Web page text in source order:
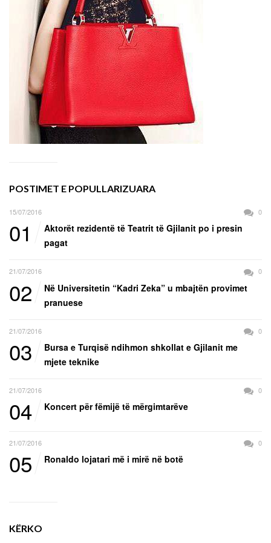
POSTIMET E POPULLARIZUARA
15/07/2016 0
01
Aktorët rezidentë të Teatrit të Gjilanit po i presin
pagat
21/07/2016 0
02
Në Universitetin “Kadri Zeka” u mbajtën provimet
pranuese
21/07/2016 0
03
Bursa e Turqisë ndihmon shkollat e Gjilanit me
mjete teknike
21/07/2016 0
04 Koncert për fëmijë të mërgimtarëve
21/07/2016 0
05 Ronaldo lojatari më i mirë në botë
KËRKO